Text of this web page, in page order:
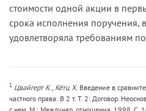
стоимости одной акции в
срока исполнения поручения,
удовлетворяла требованиям
1 Цвайгерт К., Кётц Х. Введение в
частного права: В 2 т. Т. 2: Договор.